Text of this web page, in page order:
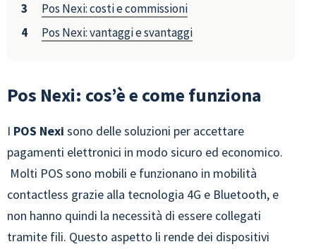
Pos Nexi: costi e commissioni
Pos Nexi: vantaggi e svantaggi
Pos Nexi: cos’è e come funziona
I POS Nexi sono delle soluzioni per accettare
pagamenti elettronici in modo sicuro ed economico.
Molti POS sono mobili e funzionano in mobilità
contactless grazie alla tecnologia 4G e Bluetooth, e
non hanno quindi la necessità di essere collegati
tramite fili. Questo aspetto li rende dei dispositivi